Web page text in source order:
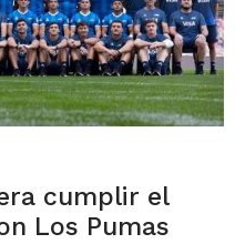
cumplir el
Los Pumas